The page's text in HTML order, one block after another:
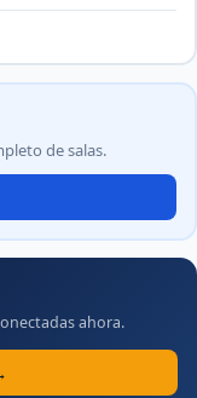
de salas.
ahora.